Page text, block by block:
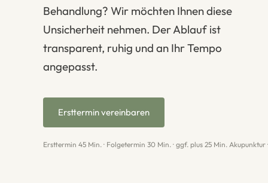
Behandlung? Wir möchten Ihnen diese
Unsicherheit nehmen. Der Ablauf ist
transparent, ruhig und an Ihr Tempo
angepasst.
Ersttermin vereinbaren
Ersttermin 45 Min. · Folgetermin 30 Min. · ggf. plus 25 Min. Akupunktur